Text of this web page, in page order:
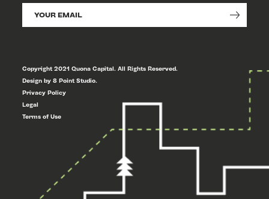
Copyright 2021 Quona Capital. All Rights Reserved.
Design by 8 Point Studio.
Privacy Policy
Legal
Terms of Use